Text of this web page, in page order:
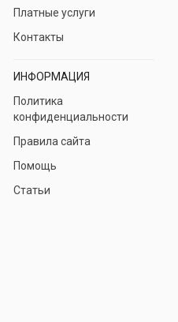
Платные услуги
Контакты
ИНФОРМАЦИЯ
Политика
конфиденциальности
Правила сайта
Помощь
Статьи